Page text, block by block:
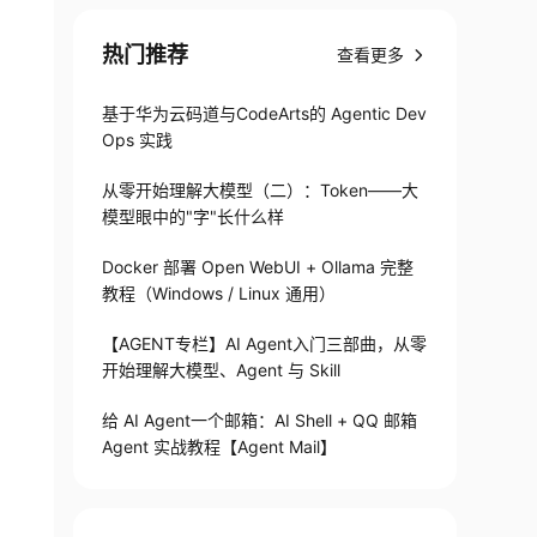
热门推荐 查看更多
基于华为云码道与CodeArts的 Agentic Dev
Ops 实践
从零开始理解大模型（二）：Token——大
模型眼中的"字"长什么样
Docker 部署 Open WebUI + Ollama 完整
教程（Windows / Linux 通用）
【AGENT专栏】AI Agent入门三部曲，从零
开始理解大模型、Agent 与 Skill
给 AI Agent一个邮箱：AI Shell + QQ 邮箱
Agent 实战教程【Agent Mail】